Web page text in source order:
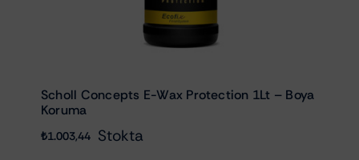
Scholl Concepts E-Wax Protection 1Lt – Boya
Koruma
₺1.003,44 Stokta